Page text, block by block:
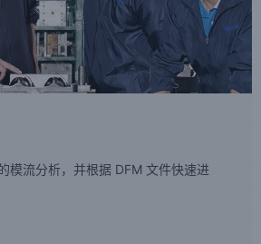
模流分析，并根据 DFM 文件快速进